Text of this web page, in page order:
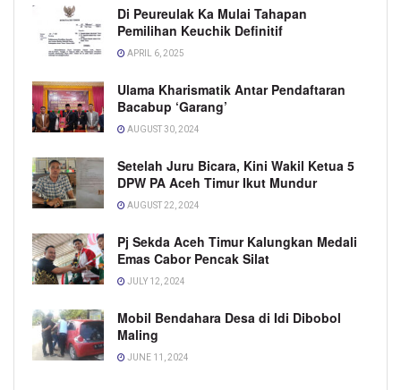
Di Peureulak Ka Mulai Tahapan
Pemilihan Keuchik Definitif
APRIL 6, 2025
Ulama Kharismatik Antar Pendaftaran
Bacabup ‘Garang’
AUGUST 30, 2024
Setelah Juru Bicara, Kini Wakil Ketua 5
DPW PA Aceh Timur Ikut Mundur
AUGUST 22, 2024
Pj Sekda Aceh Timur Kalungkan Medali
Emas Cabor Pencak Silat
JULY 12, 2024
Mobil Bendahara Desa di Idi Dibobol
Maling
JUNE 11, 2024